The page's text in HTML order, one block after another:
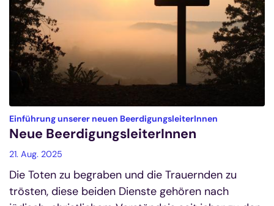
Einführung unserer neuen BeerdigungsleiterInnen
Neue BeerdigungsleiterInnen
21. Aug. 2025
Die Toten zu begraben und die Trauernden zu
trösten, diese beiden Dienste gehören nach